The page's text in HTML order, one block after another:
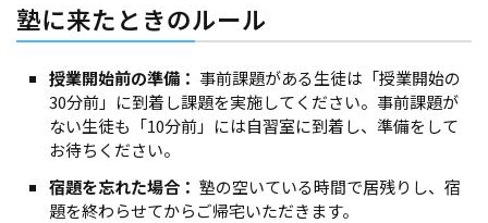
塾に来たときのルール
授業開始前の準備： 事前課題がある生徒は「授業開始の
30分前」に到着し課題を実施してください。事前課題が
ない生徒も「10分前」には自習室に到着し、準備をして
お待ちください。
宿題を忘れた場合： 塾の空いている時間で居残りし、宿
題を終わらせてからご帰宅いただきます。